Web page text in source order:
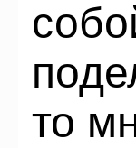
то